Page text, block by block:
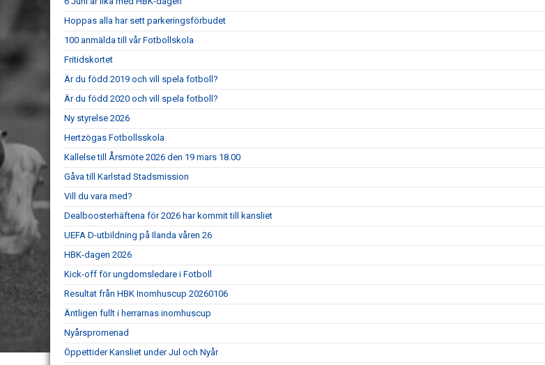
Hoppas alla har sett parkeringsförbudet
100 anmälda till vår Fotbollskola
Fritidskortet
Är du född 2019 och vill spela fotboll?
Är du född 2020 och vill spela fotboll?
Ny styrelse 2026
Hertzögas Fotbollsskola
Kallelse till Årsmöte 2026 den 19 mars 18.00
Gåva till Karlstad Stadsmission
Vill du vara med?
Dealboosterhäftena för 2026 har kommit till kansliet
UEFA D-utbildning på Ilanda våren 26
HBK-dagen 2026
Kick-off för ungdomsledare i Fotboll
Resultat från HBK Inomhuscup 20260106
Äntligen fullt i herrarnas inomhuscup
Nyårspromenad
Öppettider Kansliet under Jul och Nyår